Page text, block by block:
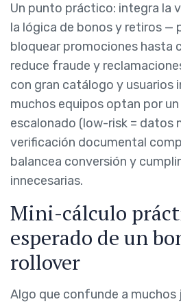
Un punto práctico: integra la
la lógica de bonos y retiros —
bloquear promociones hasta
reduce fraude y
con gran catálogo y usuarios
muchos equipos optan por un
escalonado (low-risk = datos
verificación documental
balancea conversión y
innecesarias.
Mini-cálculo
esperado de un
rollover
Algo que confunde a muchos